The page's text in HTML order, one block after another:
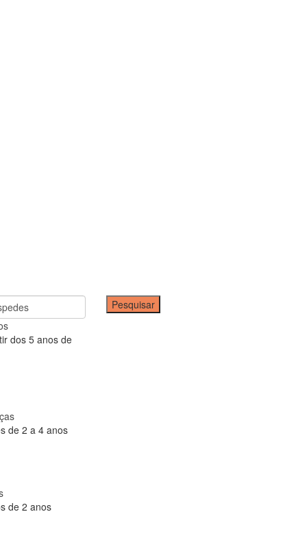
dos 5 anos de
de 2 a 4 anos
de 2 anos